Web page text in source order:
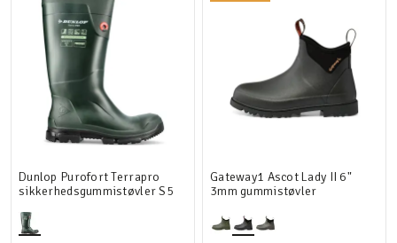
Dunlop Purofort Terrapro
sikkerhedsgummistøvler S5
Gateway1 Ascot Lady II 6"
3mm gummistøvler